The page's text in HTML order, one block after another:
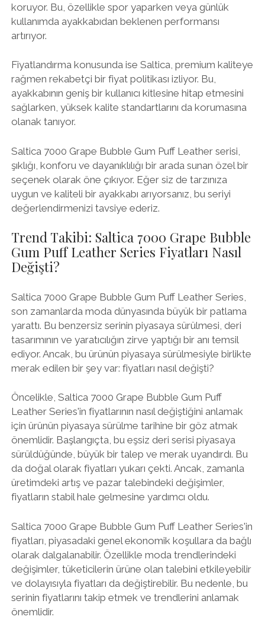
koruyor. Bu, özellikle spor yaparken veya günlük
kullanımda ayakkabıdan beklenen performansı
artırıyor.
Fiyatlandırma konusunda ise Saltica, premium kaliteye
rağmen rekabetçi bir fiyat politikası izliyor. Bu,
ayakkabının geniş bir kullanıcı kitlesine hitap etmesini
sağlarken, yüksek kalite standartlarını da korumasına
olanak tanıyor.
Saltica 7000 Grape Bubble Gum Puff Leather serisi,
şıklığı, konforu ve dayanıklılığı bir arada sunan özel bir
seçenek olarak öne çıkıyor. Eğer siz de tarzınıza
uygun ve kaliteli bir ayakkabı arıyorsanız, bu seriyi
değerlendirmenizi tavsiye ederiz.
Trend Takibi: Saltica 7000 Grape Bubble
Gum Puff Leather Series Fiyatları Nasıl
Değişti?
Saltica 7000 Grape Bubble Gum Puff Leather Series,
son zamanlarda moda dünyasında büyük bir patlama
yarattı. Bu benzersiz serinin piyasaya sürülmesi, deri
tasarımının ve yaratıcılığın zirve yaptığı bir anı temsil
ediyor. Ancak, bu ürünün piyasaya sürülmesiyle birlikte
merak edilen bir şey var: fiyatları nasıl değişti?
Öncelikle, Saltica 7000 Grape Bubble Gum Puff
Leather Series'in fiyatlarının nasıl değiştiğini anlamak
için ürünün piyasaya sürülme tarihine bir göz atmak
önemlidir. Başlangıçta, bu eşsiz deri serisi piyasaya
sürüldüğünde, büyük bir talep ve merak uyandırdı. Bu
da doğal olarak fiyatları yukarı çekti. Ancak, zamanla
üretimdeki artış ve pazar talebindeki değişimler,
fiyatların stabil hale gelmesine yardımcı oldu.
Saltica 7000 Grape Bubble Gum Puff Leather Series'in
fiyatları, piyasadaki genel ekonomik koşullara da bağlı
olarak dalgalanabilir. Özellikle moda trendlerindeki
değişimler, tüketicilerin ürüne olan talebini etkileyebilir
ve dolayısıyla fiyatları da değiştirebilir. Bu nedenle, bu
serinin fiyatlarını takip etmek ve trendlerini anlamak
önemlidir.